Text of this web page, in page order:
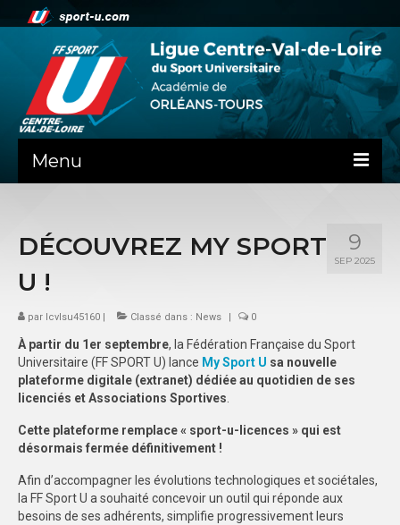
Menu
PRÉSENTATION
ADMINISTRATIF
SPORTS
SPORTS CO
SPORTS IND
FORMATION
RÉSULTATS & PALMARÈS
9
SEP 2025
DÉCOUVREZ MY SPORT
U !
par lcvlsu45160 | Classé dans : News | 0
À partir du 1er septembre, la Fédération Française du Sport
Universitaire (FF SPORT U) lance My Sport U sa nouvelle
plateforme digitale (extranet) dédiée au quotidien de ses
licenciés et Associations Sportives
Cette plateforme remplace « sport-u-licences » qui est
désormais fermée définitivement !
Afin d’accompagner les évolutions technologiques et sociétales,
la FF Sport U a souhaité concevoir un outil qui réponde aux
besoins de ses adhérents, simplifie progressivement leurs